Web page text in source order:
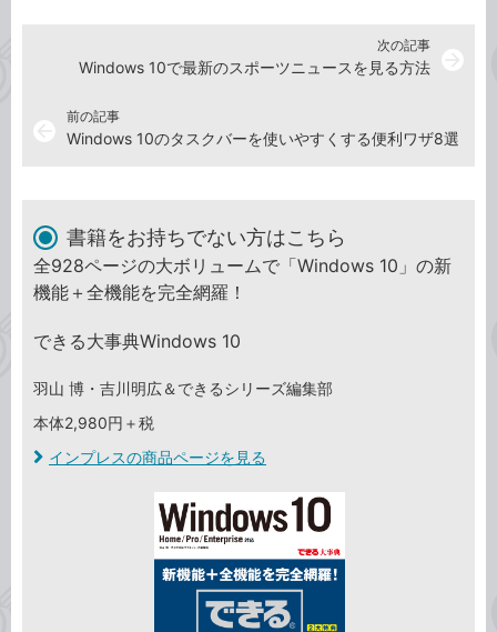
前の記事
Windows 10のタスクバーを使いやすくする便利ワザ8選
次の記事
Windows 10で最新のスポーツニュースを見る方法
書籍をお持ちでない方はこちら
全928ページの大ボリュームで「Windows 10」の新
機能＋全機能を完全網羅！
できる大事典Windows 10
羽山 博・吉川明広＆できるシリーズ編集部
本体2,980円＋税
インプレスの商品ページを見る